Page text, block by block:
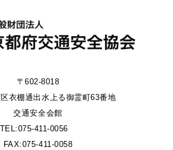
〒602-8018
衣棚通出水上る御霊町63番地
交通安全会館
TEL:075-411-0056
FAX:075-411-0058